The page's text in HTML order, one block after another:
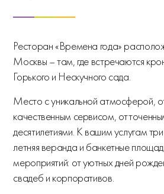
Ресторан «Времена года»
Москвы – там, где встречаются
Горького и Нескучного сада.
Место с уникальной атмосферой,
качественным сервисом,
десятилетиями. К вашим услугам
летняя веранда и банкетные
мероприятий: от уютных дней
свадеб и корпоративов.